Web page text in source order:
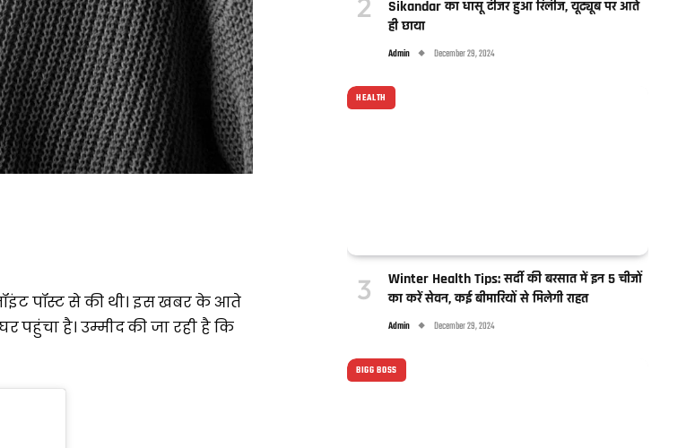
पॉस्ट से की थी। इस खबर के आते
है। उम्मीद की जा रही है कि
Sikandar का धांसू टीजर हुआ रिलीज, यूट्यूब पर आते
ही छाया
Admin December 29, 2024
HEALTH
Winter Health Tips: सर्दी की बरसात में इन 5 चीजों
का करें सेवन, कई बीमारियों से मिलेगी राहत
Admin December 29, 2024
BIGG BOSS